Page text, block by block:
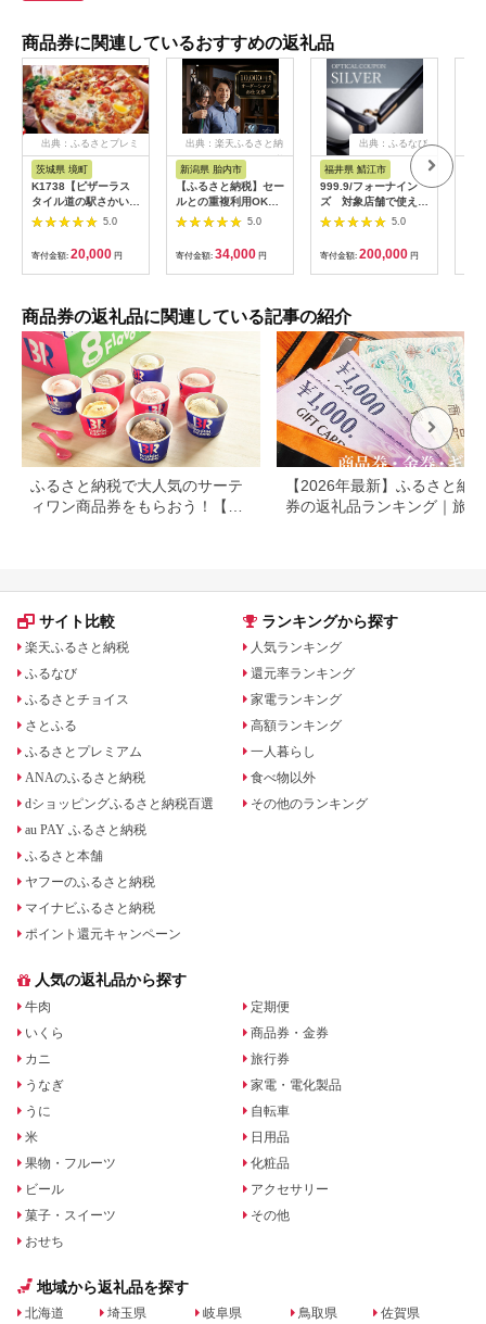
商品券に関連しているおすすめの返礼品
出典：ふるさとプレミ
アム
茨城県 境町
K1738【ピザーラス
タイル道の駅さかい店
限定】ピザーラ利用券
(6,000円相当)
5.0
寄付金額: 20,000 円
出典：楽天ふるさと納
税
新潟県 胎内市
【ふるさと納税】セー
ルとの重複利用OK
10,000円相当オーダ
ーシャツお仕立券【ビ
ッグヴィジョン】
5.0
寄付金額: 34,000 円
出典：ふるなび
福井県 鯖江市
999.9/フォーナイン
ズ 対象店舗で使える
眼鏡引換券（6万円相
当）Silver np m [N-
5.0
寄付金額: 200,000 円
商品券の返礼品に関連している記事の紹介
ふるさと納税で大人気のサーテ
ィワン商品券をもらおう！【静
【2026年最新】ふるさと納
券の返礼品ランキング｜旅行
サイト比較
楽天ふるさと納税
ふるなび
ふるさとチョイス
さとふる
ふるさとプレミアム
ANAのふるさと納税
dショッピングふるさと納税百選
au PAY ふるさと納税
ふるさと本舗
ヤフーのふるさと納税
マイナビふるさと納税
ポイント還元キャンペーン
ランキングから探す
人気ランキング
還元率ランキング
家電ランキング
高額ランキング
一人暮らし
食べ物以外
その他のランキング
人気の返礼品から探す
牛肉
いくら
カニ
うなぎ
うに
米
果物・フルーツ
ビール
菓子・スイーツ
おせち
定期便
商品券・金券
旅行券
家電・電化製品
自転車
日用品
化粧品
アクセサリー
その他
地域から返礼品を探す
北海道 埼玉県 岐阜県 鳥取県 佐賀県